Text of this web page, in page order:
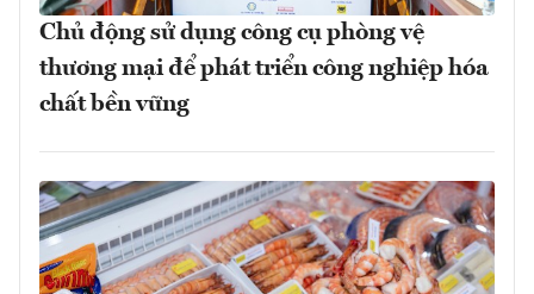
Chủ động sử dụng công cụ phòng vệ
thương mại để phát triển công nghiệp hóa
chất bền vững